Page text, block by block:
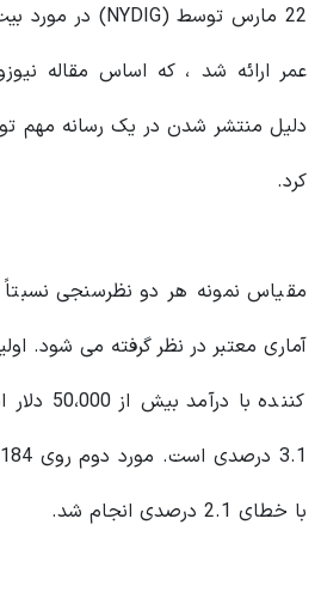
عمر ارائه شد ، که اساس مقاله
دلیل منتشر شدن در یک رسانه مهم
کرد.
مقیاس نمونه هر دو نظرسنجی
کننده
با خطای 2.1 درصدی انجام شد.